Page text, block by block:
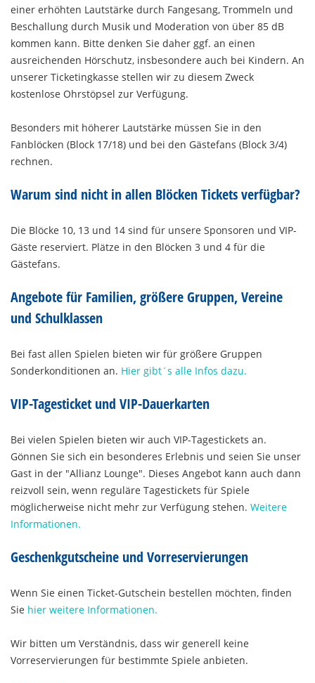
einer erhöhten Lautstärke durch Fangesang, Trommeln und
Beschallung durch Musik und Moderation von über 85 dB
kommen kann. Bitte denken Sie daher ggf. an einen
ausreichenden Hörschutz, insbesondere auch bei Kindern. An
unserer Ticketingkasse stellen wir zu diesem Zweck
kostenlose Ohrstöpsel zur Verfügung.
Besonders mit höherer Lautstärke müssen Sie in den
Fanblöcken (Block 17/18) und bei den Gästefans (Block 3/4)
rechnen.
Warum sind nicht in allen Blöcken Tickets verfügbar?
Die Blöcke 10, 13 und 14 sind für unsere Sponsoren und VIP-
Gäste reserviert. Plätze in den Blöcken 3 und 4 für die
Gästefans.
Angebote für Familien, größere Gruppen, Vereine
und Schulklassen
Bei fast allen Spielen bieten wir für größere Gruppen
Sonderkonditionen an. Hier gibt´s alle Infos dazu.
VIP-Tagesticket und VIP-Dauerkarten
Bei vielen Spielen bieten wir auch VIP-Tagestickets an.
Gönnen Sie sich ein besonderes Erlebnis und seien Sie unser
Gast in der "Allianz Lounge". Dieses Angebot kann auch dann
reizvoll sein, wenn reguläre Tagestickets für Spiele
möglicherweise nicht mehr zur Verfügung stehen. Weitere
Informationen.
Geschenkgutscheine und Vorreservierungen
Wenn Sie einen Ticket-Gutschein bestellen möchten, finden
Sie hier weitere Informationen.
Wir bitten um Verständnis, dass wir generell keine
Vorreservierungen für bestimmte Spiele anbieten.